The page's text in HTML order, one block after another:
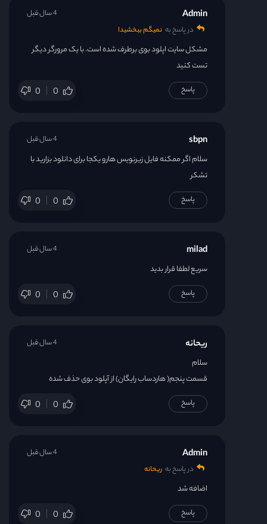
Admin
در پاسخ به نمیگم ببخشیدا
مشکل سایت اپلود بوی برطرف شده است. با یک مرورگر دیگر
تست کنید
0 0
4 سال قبل
پاسخ
sbpn
سلام اگر ممکنه فایل زیرنویس هارو یکجا برای دانلود بزارید با
تشکر
0 0
4 سال قبل
پاسخ
milad
سریع لطفا قرار بدید
0 0
4 سال قبل
پاسخ
ریحانه
سلام
قسمت پنجم( هاردساب رایگان) از آپلود بوی حذف شده
0 0
4 سال قبل
پاسخ
Admin
در پاسخ به ریحانه
اضافه شد
0 0
4 سال قبل
پاسخ